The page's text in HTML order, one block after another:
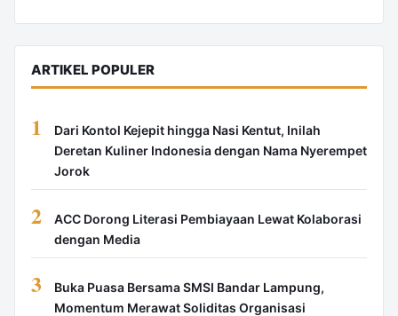
ARTIKEL POPULER
1
Dari Kontol Kejepit hingga Nasi Kentut, Inilah
Deretan Kuliner Indonesia dengan Nama Nyerempet
Jorok
2
ACC Dorong Literasi Pembiayaan Lewat Kolaborasi
dengan Media
3
Buka Puasa Bersama SMSI Bandar Lampung,
Momentum Merawat Soliditas Organisasi